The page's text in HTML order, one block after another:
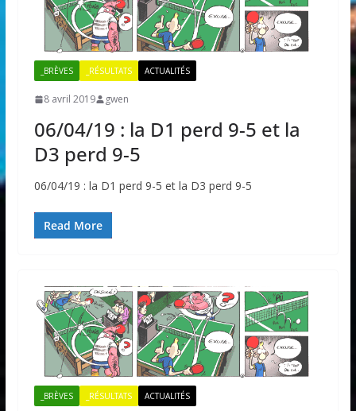
_BRÈVES _RÉSULTATS ACTUALITÉS
8 avril 2019 gwen
06/04/19 : la D1 perd 9-5 et la
D3 perd 9-5
06/04/19 : la D1 perd 9-5 et la D3 perd 9-5
Read More
_BRÈVES _RÉSULTATS ACTUALITÉS